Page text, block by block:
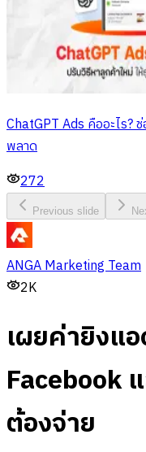
ChatGPT Ads คืออะไร?
พลาด
272
Previous slide
ANGA Marketing Team
2K
เผยค่ายิงแ
Facebook
ต้องจ่าย